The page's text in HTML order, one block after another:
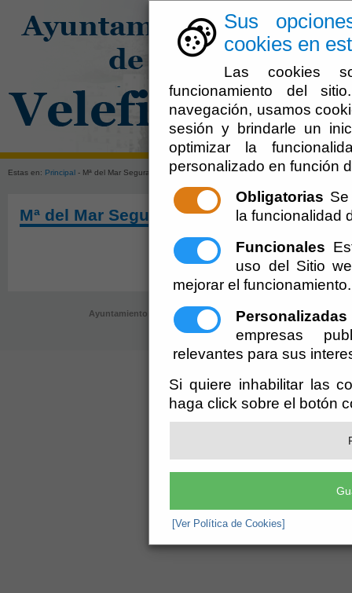
Sus
cookies en
Las cookies
funcionamiento del
navegación, usamos
sesión y brindarle un
optimizar la
personalizado en función
Obligatorias
la funcionalidad
Funcionales
uso del Sitio
mejorar el funcionamiento.
Personalizadas
empresas
relevantes para sus
Si quiere inhabilitar las
haga click sobre el botón
[Ver Política de Cookies]
El
Estas en: Principal - Mª del Mar Segura Rubira
Mª del Mar Segura Rubira
Ayuntamiento de Velefique (CIF: P-0409700-B)-
registro@velefique.es